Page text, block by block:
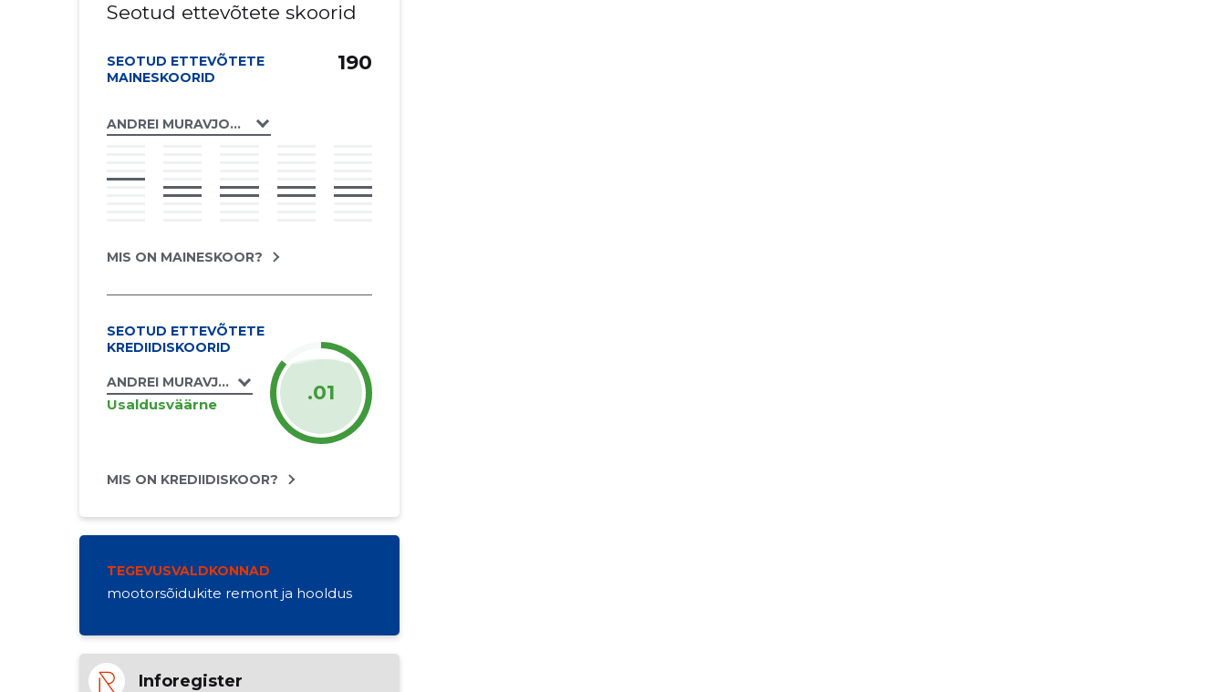
Seotud ettevõtete skoorid
SEOTUD ETTEVÕTETE
MAINESKOORID
ANDREI MURAVJOV FIE
190
MIS ON MAINESKOOR?
SEOTUD ETTEVÕTETE
KREDIIDISKOORID
ANDREI MURAVJOV FIE
Usaldusväärne .01
MIS ON KREDIIDISKOOR?
TEGEVUSVALDKONNAD
mootorsõidukite remont ja hooldus
Inforegister